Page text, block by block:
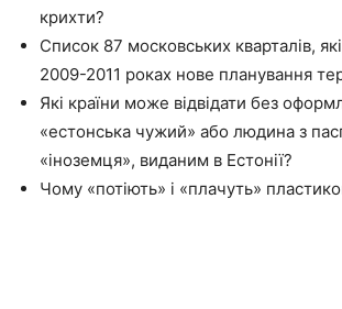
крихти?
Список 87 московських кварталів,
2009-2011 роках нове планування
Які країни може відвідати без
«естонська чужий» або людина з
«іноземця», виданим в Естонії?
Чому «потіють» і «плачуть»